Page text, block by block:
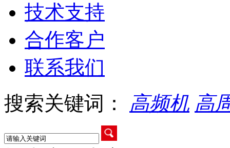
技术支持
合作客户
联系我们
搜索关键词： 高频机 高